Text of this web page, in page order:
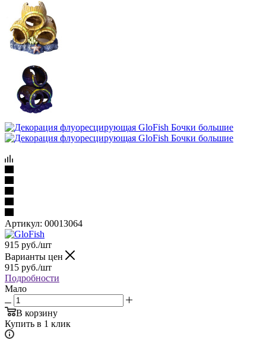
Артикул: 00013064
915 руб./шт
Варианты цен
915 руб./шт
Подробности
Мало
В корзину
Купить в 1 клик